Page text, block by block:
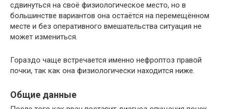
сдвинуться на своё физиологическое место, но в
большинстве вариантов она остаётся на перемещённом
месте и без оперативного вмешательства ситуация не
может измениться.
Гораздо чаще встречается именно нефроптоз правой
почки, так как она физиологически находится ниже.
Общие данные